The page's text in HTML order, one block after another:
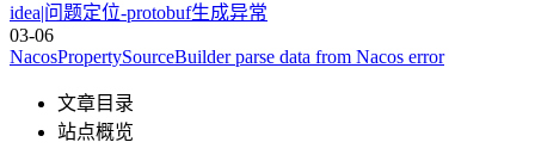
idea|问题定位-protobuf生成异常
03-06
NacosPropertySourceBuilder parse data from Nacos error
文章目录
站点概览